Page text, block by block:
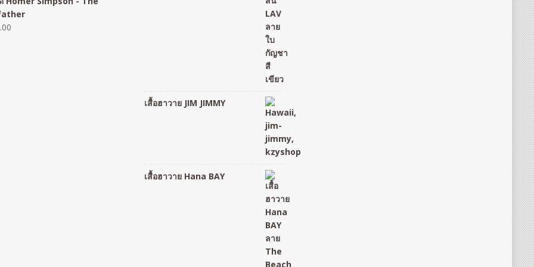
เสื้อฮาวาย JIM JIMMY
เสื้อฮาวาย Hana BAY